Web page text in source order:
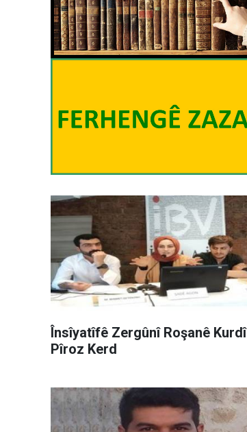
Însîyatîfê Zergûnî Roşanê Kurdî
Pîroz Kerd